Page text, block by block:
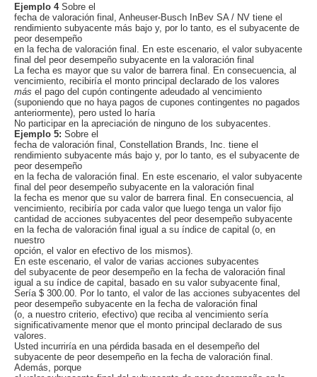
Ejemplo 4Sobre el
fecha de valoración final, Anheuser-Busch InBev SA / NV tiene el
rendimiento subyacente más bajo y, por lo tanto, es el subyacente de
peor desempeño
en la fecha de valoración final. En este escenario, el valor subyacente
final del peor desempeño subyacente en la valoración final
La fecha es mayor que su valor de barrera final. En consecuencia, al
vencimiento, recibiría el monto principal declarado de los valores
más el pago del cupón contingente adeudado al vencimiento
(suponiendo que no haya pagos de cupones contingentes no pagados
anteriormente), pero usted lo haría
No participar en la apreciación de ninguno de los subyacentes.
Ejemplo 5: Sobre el
fecha de valoración final, Constellation Brands, Inc. tiene el
rendimiento subyacente más bajo y, por lo tanto, es el subyacente de
peor desempeño
en la fecha de valoración final. En este escenario, el valor subyacente
final del peor desempeño subyacente en la valoración final
la fecha es menor que su valor de barrera final. En consecuencia, al
vencimiento, recibiría por cada valor que luego tenga un valor fijo
cantidad de acciones subyacentes del peor desempeño subyacente
en la fecha de valoración final igual a su índice de capital (o, en
nuestro
opción, el valor en efectivo de los mismos).
En este escenario, el valor de varias acciones subyacentes
del subyacente de peor desempeño en la fecha de valoración final
igual a su índice de capital, basado en su valor subyacente final,
Sería $ 300.00. Por lo tanto, el valor de las acciones subyacentes del
peor desempeño subyacente en la fecha de valoración final
(o, a nuestro criterio, efectivo) que reciba al vencimiento sería
significativamente menor que el monto principal declarado de sus
valores.
Usted incurriría en una pérdida basada en el desempeño del
subyacente de peor desempeño en la fecha de valoración final.
Además, porque